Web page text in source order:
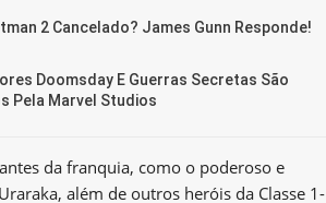
2 Cancelado? James Gunn Responde!
Doomsday E Guerras Secretas São
Pela Marvel Studios
da franquia, como o poderoso e
além de outros heróis da Classe 1-